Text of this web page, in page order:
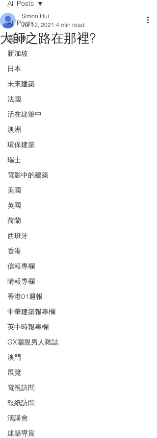
All Posts
意大利
新加坡
日本
未來建築
法國
活在建築中
澳洲
環保建築
瑞士
電影中的建築
美國
英國
荷蘭
西班牙
香港
信報專欄
晴報專欄
香港01週報
中華建築報專欄
英中時報專欄
GX灑脫男人雜誌
澳門
展覽
電視訪問
報紙訪問
演講會
建築導賞
All Posts
大師之路在那裡?
Simon Hui
Jul 12, 2021 4 min read